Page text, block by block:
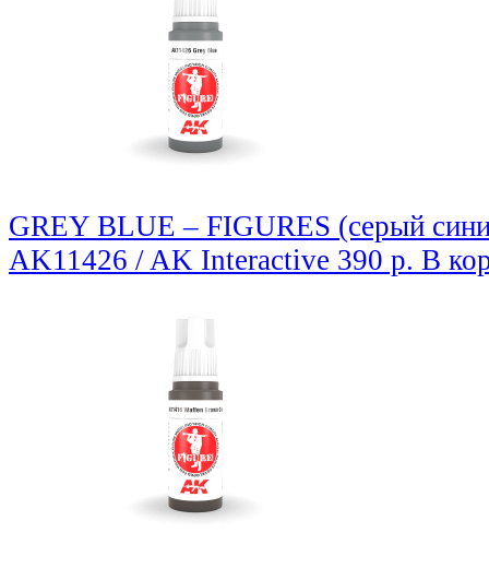
GREY BLUE – FIGURES (серый
AK11426 / AK Interactive 390 р. В